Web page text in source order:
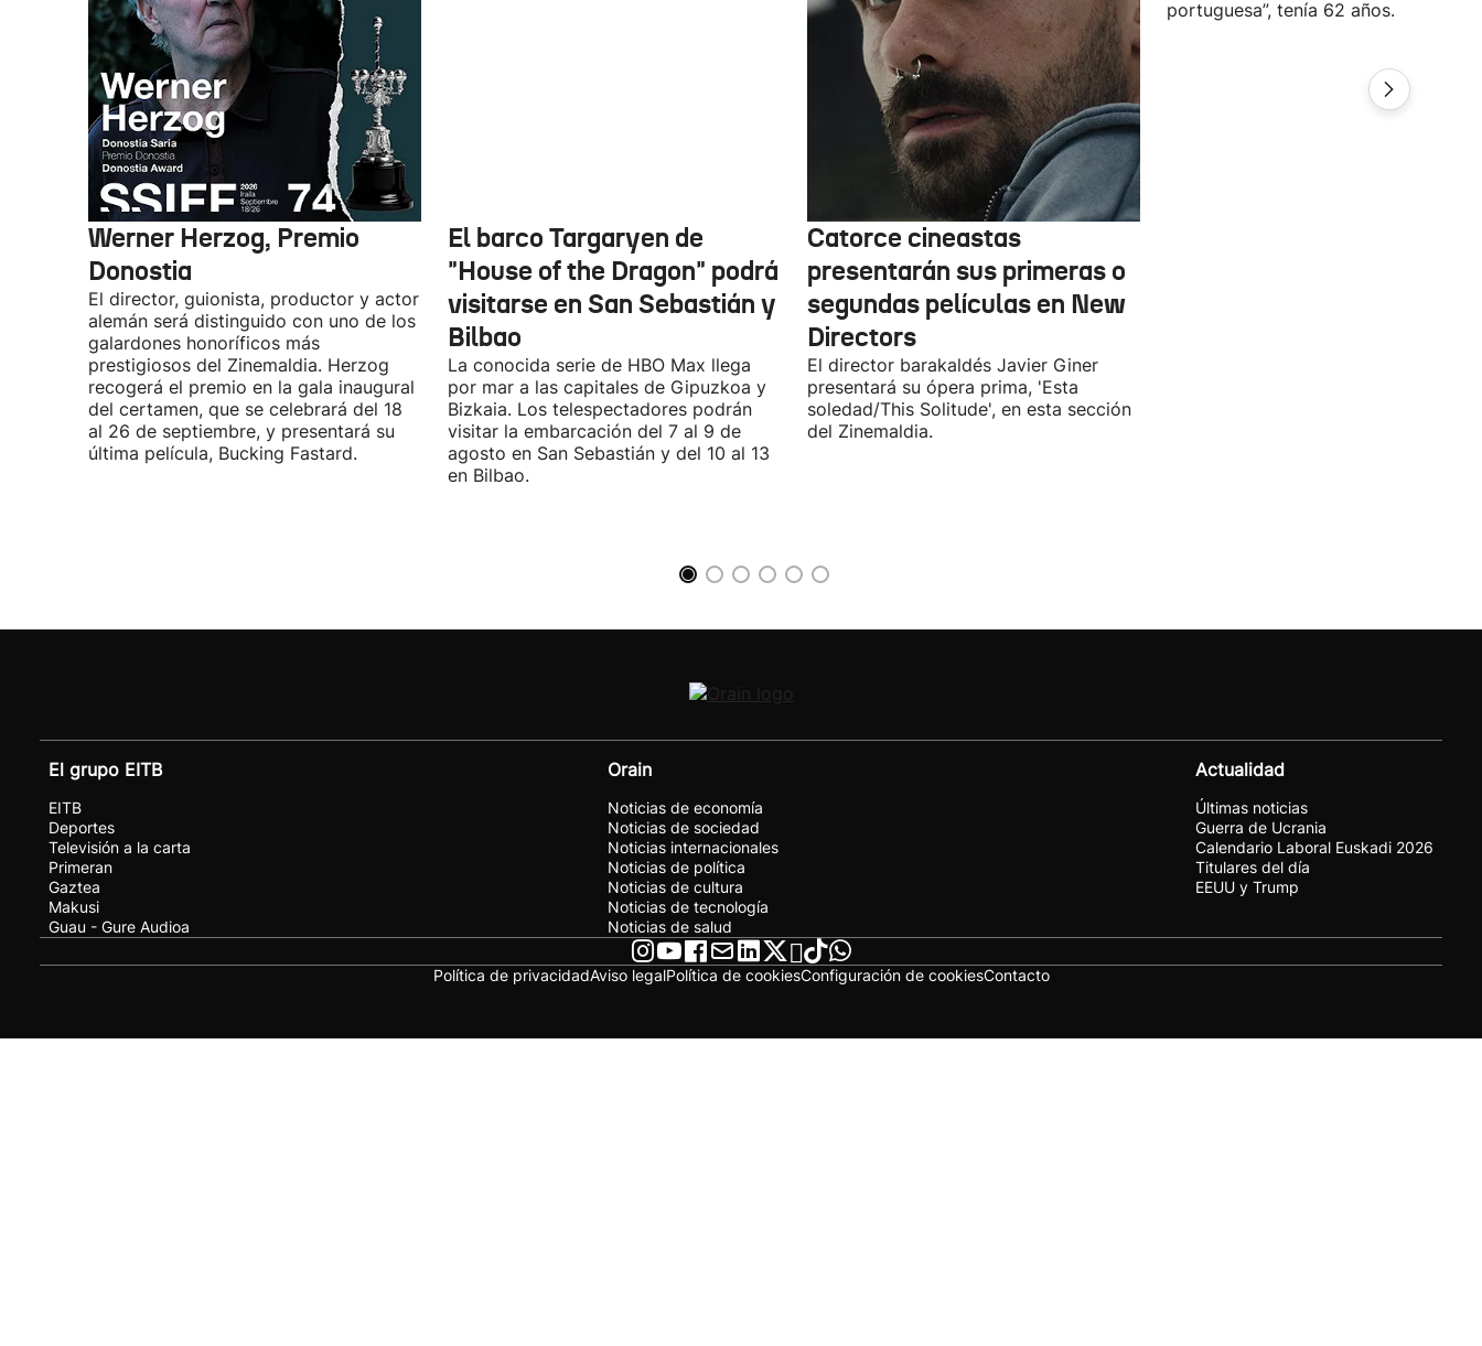
Werner Herzog, Premio
Donostia
El director, guionista, productor y actor
alemán será distinguido con uno de los
galardones honoríficos más
prestigiosos del Zinemaldia. Herzog
recogerá el premio en la gala inaugural
del certamen, que se celebrará del 18
al 26 de septiembre, y presentará su
última película, Bucking Fastard.
El barco Targaryen de
"House of the Dragon" podrá
visitarse en San Sebastián y
Bilbao
La conocida serie de HBO Max llega
por mar a las capitales de Gipuzkoa y
Bizkaia. Los telespectadores podrán
visitar la embarcación del 7 al 9 de
agosto en San Sebastián y del 10 al 13
en Bilbao.
Catorce cineastas
presentarán sus primeras o
segundas películas en New
Directors
El director barakaldés Javier Giner
presentará su ópera prima, 'Esta
soledad/This Solitude', en esta sección
del Zinemaldia.
portuguesa”, tenía 62 años.
El grupo EITB
EITB
Deportes
Televisión a la carta
Primeran
Gaztea
Makusi
Guau - Gure Audioa
Orain
Noticias de economía
Noticias de sociedad
Noticias internacionales
Noticias de política
Noticias de cultura
Noticias de tecnología
Noticias de salud
Actualidad
Últimas noticias
Guerra de Ucrania
Calendario Laboral Euskadi 2026
Titulares del día
EEUU y Trump
Política de privacidadAviso legalPolítica de cookiesConfiguración de cookiesContacto